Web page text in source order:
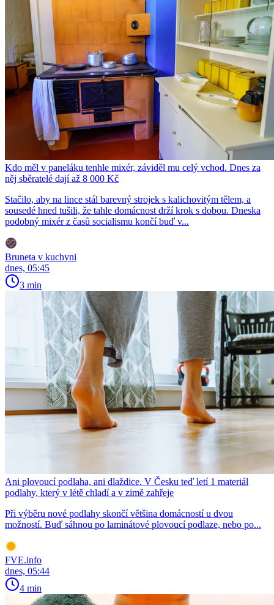
Kdo měl v paneláku tenhle mixér, záviděl mu celý vchod. Dnes za
něj sběratelé dají až 8 000 Kč
Stačilo, aby na lince stál barevný strojek s kalichovitým tělem, a
sousedé hned tušili, že tahle domácnost drží krok s dobou. Dneska
podobný mixér z časů socialismu končí buď v...
Bruneta v kuchyni
dnes, 05:45
3 min
Ani plovoucí podlaha, ani dlaždice. V Česku teď letí 1 materiál
podlahy, který v létě chladí a v zimě zahřeje
Při výběru nové podlahy skončí většina domácností u dvou
možností. Buď sáhnou po laminátové plovoucí podlaze, nebo po...
FVE.info
dnes, 05:44
4 min